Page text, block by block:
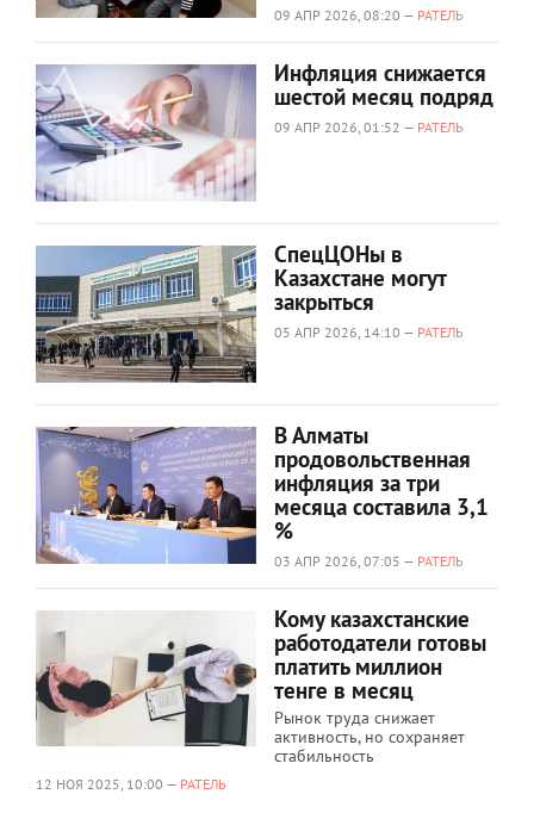
09 АПР 2026, 08:20 — РАТЕЛЬ
Инфляция снижается
шестой месяц подряд
09 АПР 2026, 01:52 — РАТЕЛЬ
СпецЦОНы в
Казахстане могут
закрыться
05 АПР 2026, 14:10 — РАТЕЛЬ
В Алматы
продовольственная
инфляция за три
месяца составила 3,1
%
03 АПР 2026, 07:05 — РАТЕЛЬ
Кому казахстанские
работодатели готовы
платить миллион
тенге в месяц
Рынок труда снижает
активность, но сохраняет
стабильность
12 НОЯ 2025, 10:00 — РАТЕЛЬ